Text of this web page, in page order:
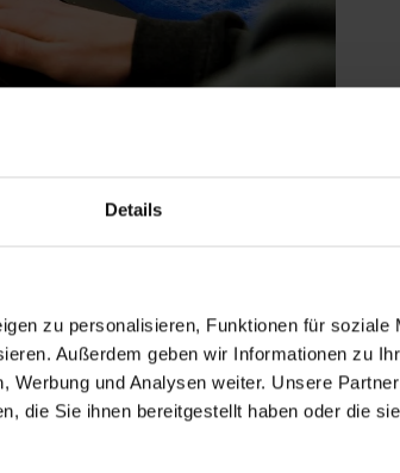
Details
zu personalisieren, Funktionen für soziale
Außerdem geben wir Informationen zu
Werbung und Analysen weiter. Unsere
die Sie ihnen bereitgestellt haben oder die
und Verbandsservice vielfältig.
und Steuererklärung sowie
Ehrenamtliche,
welche zur Verlängerung Ihrer
Anhalt eingereicht werden